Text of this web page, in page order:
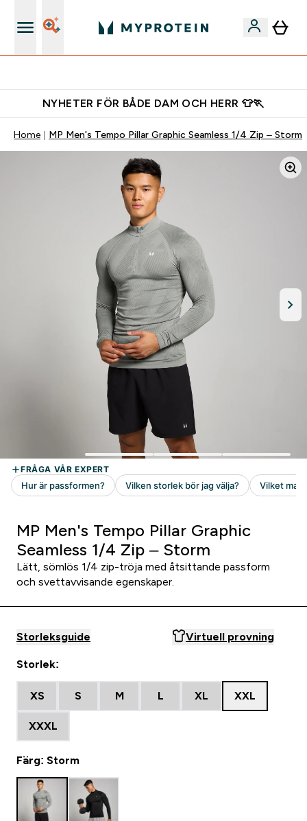
NYHETER FÖR BÅDE DAM OCH HERR 👕🏃
Home MP Men's Tempo Pillar Graphic Seamless 1/4 Zip – Storm
MP Men's Tempo Pillar Graphic
Seamless 1/4 Zip – Storm
Lätt, sömlös 1/4 zip-tröja med åtsittande passform
och svettavvisande egenskaper.
Storleksguide Virtuell provning
Storlek:
XS S M L XL XXL
XXXL
Färg: Storm